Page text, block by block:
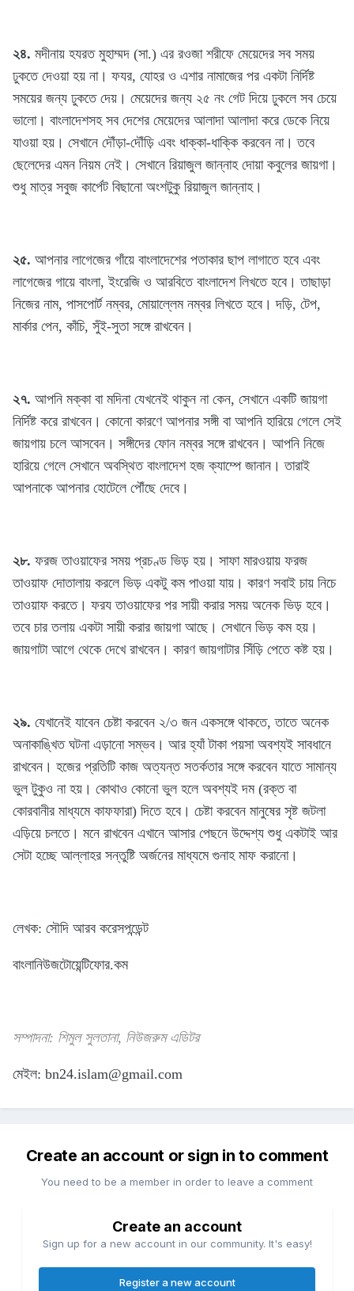
২৪. মদীনায় হযরত মুহাম্মদ (সা.) এর রওজা শরীফে মেয়েদের সব সময়
ঢুকতে দেওয়া হয় না। ফযর, যোহর ও এশার নামাজের পর একটা নির্দিষ্ট
সময়ের জন্য ঢুকতে দেয়। মেয়েদের জন্য ২৫ নং গেট দিয়ে ঢুকলে সব চেয়ে
ভালো। বাংলাদেশসহ সব দেশের মেয়েদের আলাদা আলাদা করে ডেকে নিয়ে
যাওয়া হয়। সেখানে দৌঁড়া-দৌঁড়ি এবং ধাক্কা-ধাক্কি করবেন না। তবে
ছেলেদের এমন নিয়ম নেই। সেখানে রিয়াজুল জান্নাহ দোয়া কবুলের জায়গা।
শুধু মাত্র সবুজ কার্পেট বিছানো অংশটুকু রিয়াজুল জান্নাহ।
২৫. আপনার লাগেজের গাঁয়ে বাংলাদেশের পতাকার ছাপ লাগাতে হবে এবং
লাগেজের গায়ে বাংলা, ইংরেজি ও আরবিতে বাংলাদেশ লিখতে হবে। তাছাড়া
নিজের নাম, পাসপোর্ট নম্বর, মোয়াল্লেম নম্বর লিখতে হবে। দড়ি, টেপ,
মার্কার পেন, কাঁচি, সুঁই-সুতা সঙ্গে রাখবেন।
২৭. আপনি মক্কা বা মদিনা যেখনেই থাকুন না কেন, সেখানে একটি জায়গা
নির্দিষ্ট করে রাখবেন। কোনো কারণে আপনার সঙ্গী বা আপনি হারিয়ে গেলে সেই
জায়গায় চলে আসবেন। সঙ্গীদের ফোন নম্বর সঙ্গে রাখবেন। আপনি নিজে
হারিয়ে গেলে সেখানে অবস্থিত বাংলাদেশ হজ ক্যাম্পে জানান। তারাই
আপনাকে আপনার হোটেলে পৌঁছে দেবে।
২৮. ফরজ তাওয়াফের সময় প্রচণ্ড ভিড় হয়। সাফা মারওয়ায় ফরজ
তাওয়াফ দোতালায় করলে ভিড় একটু কম পাওয়া যায়। কারণ সবাই চায় নিচে
তাওয়াফ করতে। ফরয তাওয়াফের পর সায়ী করার সময় অনেক ভিড় হবে।
তবে চার তলায় একটা সায়ী করার জায়গা আছে। সেখানে ভিড় কম হয়।
জায়গাটা আগে থেকে দেখে রাখবেন। কারণ জায়গাটার সিঁড়ি পেতে কষ্ট হয়।
২৯. যেখানেই যাবেন চেষ্টা করবেন ২/৩ জন একসঙ্গে থাকতে, তাতে অনেক
অনাকাঙ্খিত ঘটনা এড়ানো সম্ভব। আর হ্যাঁ টাকা পয়সা অবশ্যই সাবধানে
রাখবেন। হজের প্রতিটি কাজ অত্যন্ত সতর্কতার সঙ্গে করবেন যাতে সামান্য
ভুল টুকুও না হয়। কোথাও কোনো ভুল হলে অবশ্যই দম (রক্ত বা
কোরবানীর মাধ্যমে কাফফারা) দিতে হবে। চেষ্টা করবেন মানুষের সৃষ্ট জটলা
এড়িয়ে চলতে। মনে রাখবেন এখানে আসার পেছনে উদ্দেশ্য শুধু একটাই আর
সেটা হচ্ছে আল্লাহর সন্তুষ্টি অর্জনের মাধ্যমে গুনাহ মাফ করানো।
লেখক: সৌদি আরব করেসপন্ডেন্ট
বাংলানিউজটোয়েন্টিফোর.কম
সম্পাদনা: শিমুল সুলতানা, নিউজরুম এডিটর
মেইল: bn24.islam@gmail.com
Create an account or sign in to comment
You need to be a member in order to leave a comment
Create an account
Sign up for a new account in our community. It's easy!
Register a new account